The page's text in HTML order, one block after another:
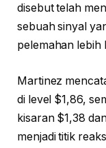
disebut telah
sebuah sinyal
pelemahan lebih
Martinez
di level $1,86,
kisaran $1,38
menjadi titik